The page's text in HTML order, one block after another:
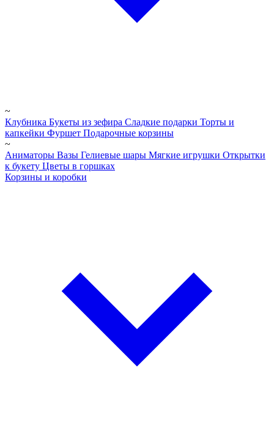
~
Клубника Букеты из зефира Сладкие подарки Торты и
капкейки Фуршет Подарочные корзины
~
Аниматоры Вазы Гелиевые шары Мягкие игрушки Открытки
к букету Цветы в горшках
Корзины и коробки